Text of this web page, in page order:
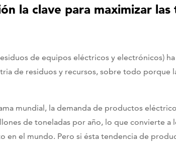
la clave para maximizar las
de equipos eléctricos y electrónicos)
de residuos y recursos, sobre todo porque
mundial, la demanda de productos
de toneladas por año, lo que convierte a
en el mundo. Pero si ésta tendencia de